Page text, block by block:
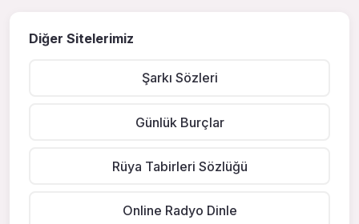
Diğer Sitelerimiz
Şarkı Sözleri
Günlük Burçlar
Rüya Tabirleri Sözlüğü
Online Radyo Dinle